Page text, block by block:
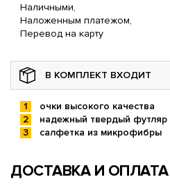
Наличными,
Наложенным платежом,
Перевод на карту
В КОМПЛЕКТ ВХОДИТ
очки высокого качества
надежный твердый футляр
салфетка из микрофибры
ДОСТАВКА И ОПЛАТА